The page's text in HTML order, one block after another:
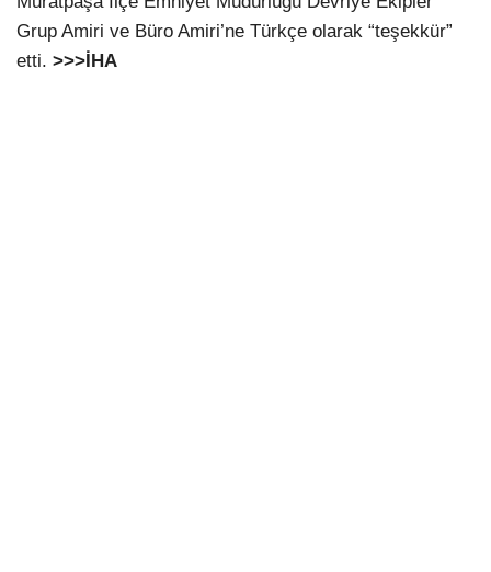
Grup Amiri ve Büro Amiri’ne Türkçe olarak “teşekkür”
etti. >>>İHA